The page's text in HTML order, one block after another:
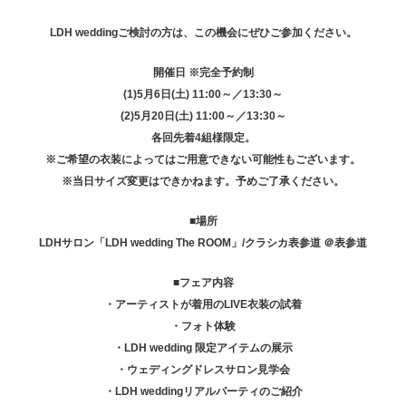
LDH weddingご検討の方は、この機会にぜひご参加ください。
開催日 ※完全予約制
(1)5月6日(土) 11:00～／13:30～
(2)5月20日(土) 11:00～／13:30～
各回先着4組様限定。
※ご希望の衣装によってはご用意できない可能性もございます。
※当日サイズ変更はできかねます。予めご了承ください。
■場所
LDHサロン「LDH wedding The ROOM」/クラシカ表参道 ＠表参道
■フェア内容
・アーティストが着用のLIVE衣装の試着
・フォト体験
・LDH wedding 限定アイテムの展示
・ウェディングドレスサロン見学会
・LDH weddingリアルパーティのご紹介